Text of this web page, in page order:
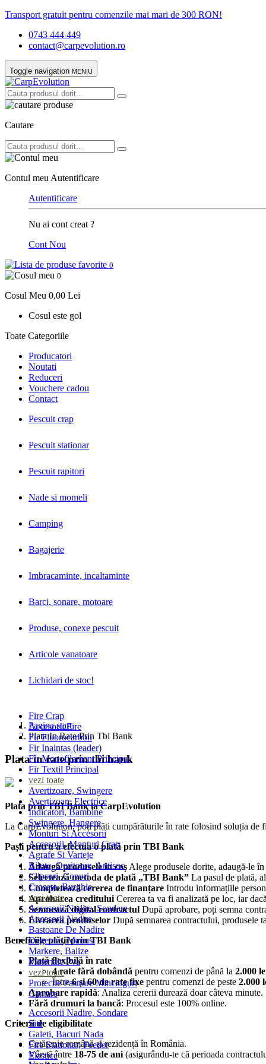
Transport gratuit pentru comenzile mai mari de 300 RON!
0743 444 449
contact@carpevolution.ro
Toggle navigation MENIU
Cautare
Contul meu Autentificare
Autentificare
Nu ai cont creat ?
Cont Nou
0
0
Cosul Meu 0,00 Lei
Cosul este gol
Toate Categoriile
Producatori
Noutati
Reduceri
Vouchere cadou
Contact
Pescuit crap
Pescuit stationar
Pescuit rapitori
Nade si momeli
Camping
Bagajerie
Imbracaminte, incaltaminte
Barci, sonare, motoare
Produse, conexe pescuit
Articole vanatoare
Lichidari de stoc!
Fire Crap
Accesorii Fire
Fir Fluorocarbon
Fir Inaintas (leader)
Fir Monofilament Principal
Fir Textil Principal
vezi toate
Avertizoare, Swingere
Avertizoare Electrice
Indicatori, Bambine
Swingere, Hangere
Monturi Si Accesorii
Accesorii, Monturi Crap
Agrafe Si Varteje
Bilute, Opritoare, Antisoc
Clipsuri, Conuri
Crosete, Burghie
vezi toate
Accesorii Nadire, Sondare
Accesorii Nadire
Bastoane De Nadire
Degetare, Manusi
Markere, Balize
Materiale Pva
vezi toate
Protectie Pastrare Mincioguri
Cantare
Mincioguri
Saci Pastrare
Saltea Primire
Rodpod, Picheti, Suporti
Buzz Bar, Suporti, Picheti
Rod Pod-uri
Accesorii Nadire, Sondare
Site
Galeti, Bacuri Nada
Fire Stationar, Feeder
Elastice
Pagina start
Plata In Rate Prin Tbi Bank
Plata in rate prin tbi bank
Plata prin TBI Bank la CarpEvolution
La CarpEvolution, poți plăti cumpărăturile în rate folosind soluția de
Pașii pentru a efectua o plată prin TBI Bank
Adaugă produsele în coș Alege produsele dorite, adaugă-le
Selectează metoda de plată „TBI Bank” La pasul de plată,
Completează cererea de finanțare Introdu informațiile
Aprobarea creditului Cererea ta va fi analizată pe loc, iar
Semnează digital contractul După aprobare, poți semna
Livrarea produselor După semnarea contractului, produsele
Beneficiile plății prin TBI Bank
Plată flexibilă în rate
4 rate fără dobândă pentru comenzi de până la 2.000
Între6 și 60 de rate fixe pentru comenzi de peste 2.000
Aprobare rapidă: Analiza cererii durează doar câteva minute.
Fără drumuri la bancă: Procesul este 100% online.
Criterii de eligibilitate
Cetățenie română și rezidență în România.
Vârstă între 18-75 de ani (asigurându-te că perioada